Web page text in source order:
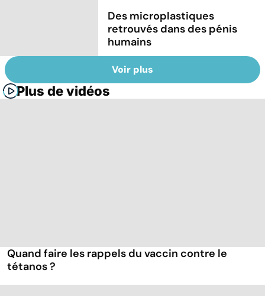
Des microplastiques
retrouvés dans des pénis
humains
Voir plus
Plus de vidéos
Quand faire les rappels du vaccin contre le
tétanos ?